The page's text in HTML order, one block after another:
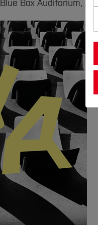
Blue Box Auditorium,